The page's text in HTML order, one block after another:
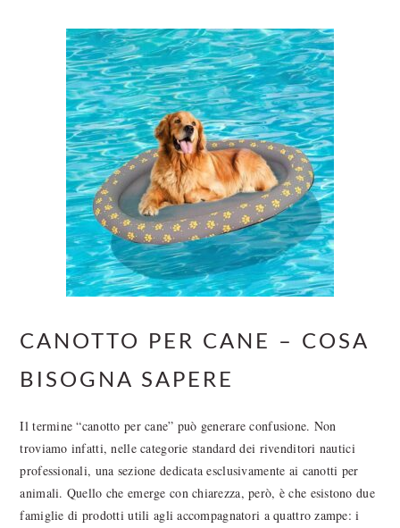
CANOTTO PER CANE – COSA
BISOGNA SAPERE
Il termine “canotto per cane” può generare confusione. Non
troviamo infatti, nelle categorie standard dei rivenditori nautici
professionali, una sezione dedicata esclusivamente ai canotti per
animali. Quello che emerge con chiarezza, però, è che esistono due
famiglie di prodotti utili agli accompagnatori a quattro zampe: i